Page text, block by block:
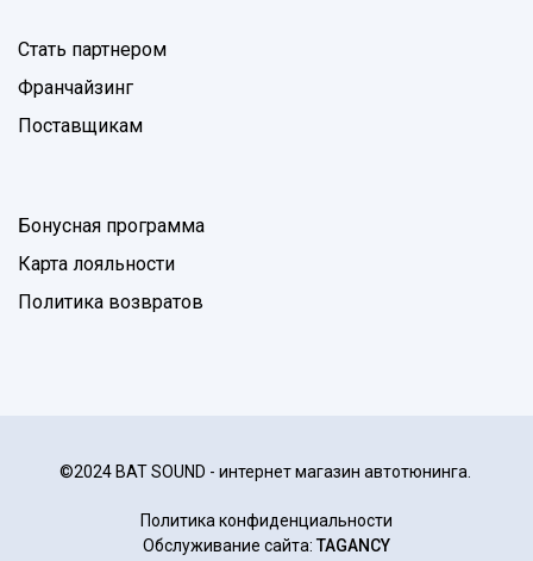
Стать партнером
Франчайзинг
Поставщикам
Бонусная программа
Карта лояльности
Политика возвратов
©2024 BAT SOUND - интернет магазин автотюнинга.
Политика конфиденциальности
Обслуживание сайта: TAGANCY